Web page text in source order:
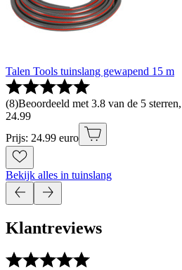
Talen Tools tuinslang gewapend 15 m
(8)Beoordeeld met 3.8 van de 5
24.99
Prijs: 24.99 euro
Bekijk alles in tuinslang
Klantreviews